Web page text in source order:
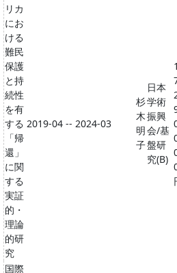
リカ
にお
ける
難民
保護
と持
続性
を有
する
「帰
還」
に関
する
実証
的・
理論
的研
究
2019-04 -- 2024-03
杉
木
明
子
日本
学術
振興
会/基
盤研
究(B)
国際